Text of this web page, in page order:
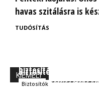
havas szitálásra is
TUDÓSÍTÁS
KIEMELT
biztosítás jövője!
Szakmai Kocsis Ferenc
Biztosítónál
Biztosítók Kocsis Ferenc